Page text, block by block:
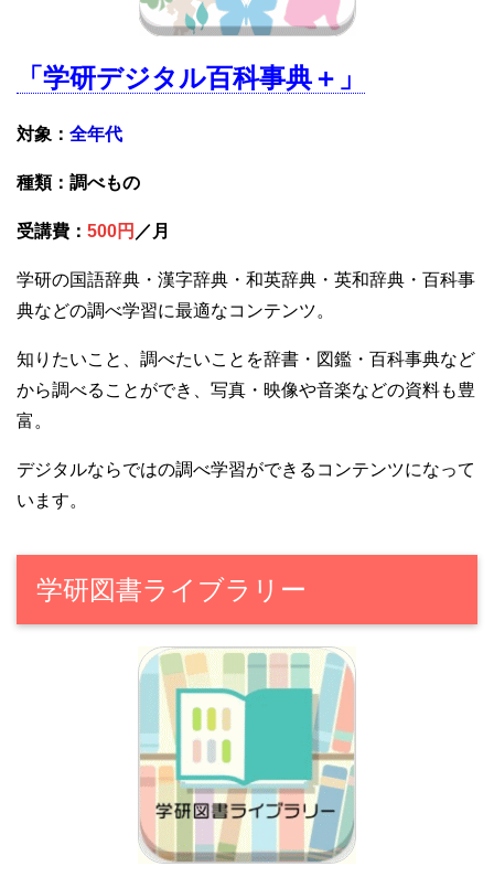
「学研デジタル百科事典＋」
対象： 全年代
種類：調べもの
受講費： 500円 ／月
学研の国語辞典・漢字辞典・和英辞典・英和辞典・百科事
典などの調べ学習に最適なコンテンツ。
知りたいこと、調べたいことを辞書・図鑑・百科事典など
から調べることができ、写真・映像や音楽などの資料も豊
富。
デジタルならではの調べ学習ができるコンテンツになって
います。
学研図書ライブラリー